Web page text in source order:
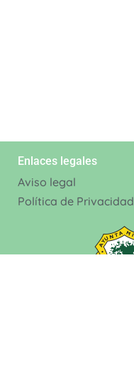
Enlaces legales
Aviso legal
Política de Privacidad